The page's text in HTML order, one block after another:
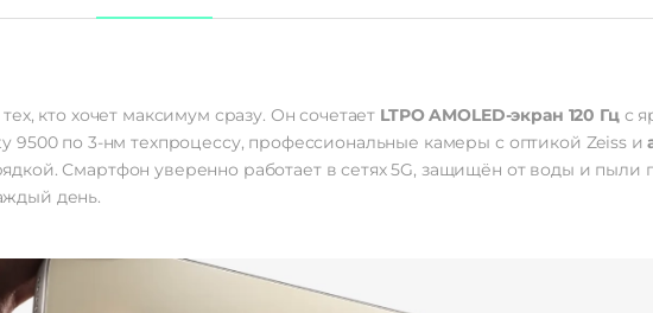
Операционная система
Операционная система Android 16 | OriginOS 6
Дисплей
кто хочет максимум сразу. Он сочетает LTPO AMOLED-экран 120 Гцс
9500 по 3-нм техпроцессу, профессиональные камеры с оптикой Zeiss и
Смартфон уверенно работает в сетях 5G, защищён от воды и пыли
день.